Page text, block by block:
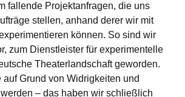
fallende Projektanfragen, die uns
stellen, anhand derer wir mit
können. So sind wir
zum Dienstleister für experimentelle
Theaterlandschaft geworden.
auf Grund von Widrigkeiten und
– das haben wir schließlich